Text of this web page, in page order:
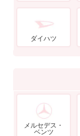
ダイハツ
メルセデス・
ベンツ